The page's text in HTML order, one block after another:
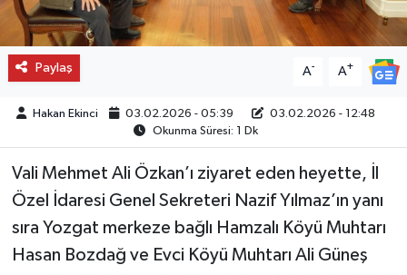
Paylaş A- A+
Hakan Ekinci 03.02.2026 - 05:39
03.02.2026 - 12:48
Okunma Süresi: 1 Dk
Vali Mehmet Ali Özkan’ı ziyaret eden heyette, İl
Özel İdaresi Genel Sekreteri Nazif Yılmaz’ın yanı
sıra Yozgat merkeze bağlı Hamzalı Köyü Muhtarı
Hasan Bozdağ ve Evci Köyü Muhtarı Ali Güneş